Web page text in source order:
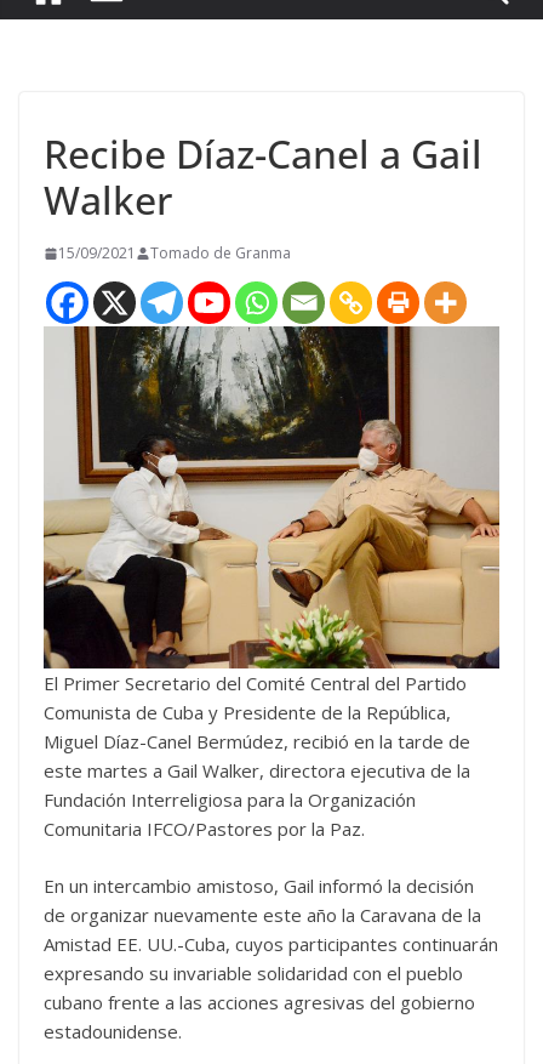
Recibe Díaz-Canel a Gail
Walker
15/09/2021 Tomado de Granma
El Primer Secretario del Comité Central del Partido
Comunista de Cuba y Presidente de la República,
Miguel Díaz-Canel Bermúdez, recibió en la tarde de
este martes a Gail Walker, directora ejecutiva de la
Fundación Interreligiosa para la Organización
Comunitaria IFCO/Pastores por la Paz.
En un intercambio amistoso, Gail informó la decisión
de organizar nuevamente este año la Caravana de la
Amistad EE. UU.-Cuba, cuyos participantes continuarán
expresando su invariable solidaridad con el pueblo
cubano frente a las acciones agresivas del gobierno
estadounidense.